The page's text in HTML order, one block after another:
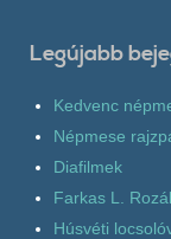
Legújabb
Kedvenc
Népmese
Diafilmek
Farkas L.
Húsvéti